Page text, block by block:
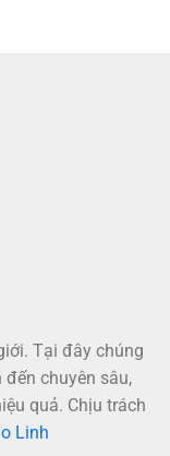
Tại đây chúng
chuyên sâu,
quả. Chịu trách
Linh